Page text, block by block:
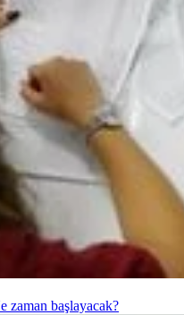
zaman başlayacak?